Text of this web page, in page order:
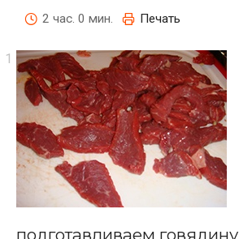
2 час. 0 мин. Печать
подготавливаем говядину